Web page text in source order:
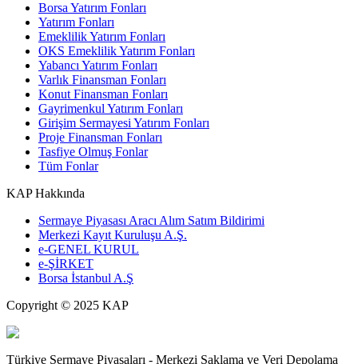
Borsa Yatırım Fonları
Yatırım Fonları
Emeklilik Yatırım Fonları
OKS Emeklilik Yatırım Fonları
Yabancı Yatırım Fonları
Varlık Finansman Fonları
Konut Finansman Fonları
Gayrimenkul Yatırım Fonları
Girişim Sermayesi Yatırım Fonları
Proje Finansman Fonları
Tasfiye Olmuş Fonlar
Tüm Fonlar
KAP Hakkında
Sermaye Piyasası Aracı Alım Satım Bildirimi
Merkezi Kayıt Kuruluşu A.Ş.
e-GENEL KURUL
e-ŞİRKET
Borsa İstanbul A.Ş
Copyright © 2025 KAP
Türkiye Sermaye Piyasaları - Merkezi Saklama ve Veri Depolama